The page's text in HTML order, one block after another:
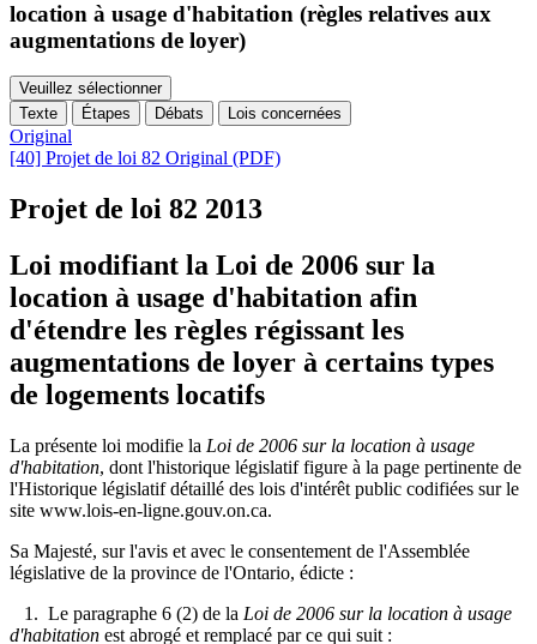
location à usage d'habitation (règles relatives aux
augmentations de loyer)
Veuillez sélectionner
Texte
Étapes Débats Lois concernées
Original
[40] Projet de loi 82 Original (PDF)
Projet de loi 82 2013
Loi modifiant la Loi de 2006 sur la
location à usage d'habitation afin
d'étendre les règles régissant les
augmentations de loyer à certains types
de logements locatifs
La présente loi modifie la Loi de 2006 sur la location à usage
d'habitation, dont l'historique législatif figure à la page pertinente de
l'Historique législatif détaillé des lois d'intérêt public codifiées sur le
site www.lois-en-ligne.gouv.on.ca.
Sa Majesté, sur l'avis et avec le consentement de l'Assemblée
législative de la province de l'Ontario, édicte :
1. Le paragraphe 6 (2) de la Loi de 2006 sur la location à usage
d'habitation est abrogé et remplacé par ce qui suit :